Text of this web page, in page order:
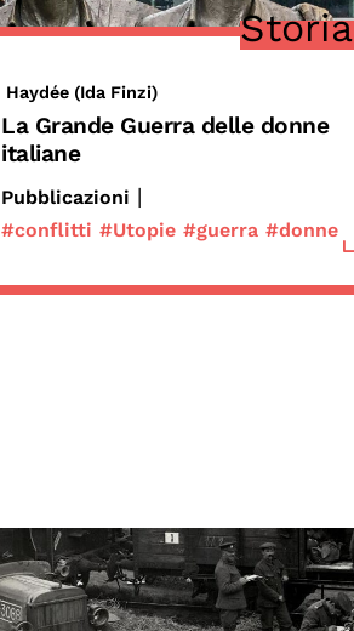
Storia
Haydée (Ida Finzi)
La Grande Guerra delle donne
italiane
Pubblicazioni |
#conflitti #Utopie #guerra #donne